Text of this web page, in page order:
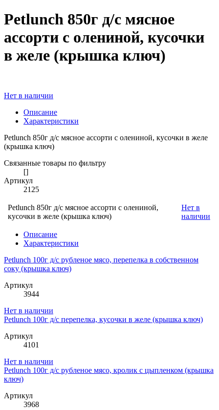
Petlunch 850г д/с мясное
ассорти с олениной, кусочки
в желе (крышка ключ)
Нет в наличии
Описание
Характеристики
Petlunch 850г д/с мясное ассорти с олениной, кусочки в желе
(крышка ключ)
Связанные товары по фильтру
[]
Артикул
2125
Petlunch 850г д/с мясное ассорти с олениной,
кусочки в желе (крышка ключ)
Нет в
наличии
Описание
Характеристики
Petlunch 100г д/с рубленое мясо, перепелка в собственном
соку (крышка ключ)
Артикул
3944
Нет в наличии
Petlunch 100г д/с перепелка, кусочки в желе (крышка ключ)
Артикул
4101
Нет в наличии
Petlunch 100г д/с рубленое мясо, кролик с цыпленком (крышка
ключ)
Артикул
3968